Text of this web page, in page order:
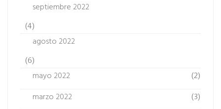
septiembre 2022
(4)
agosto 2022
(6)
mayo 2022 (2)
marzo 2022 (3)